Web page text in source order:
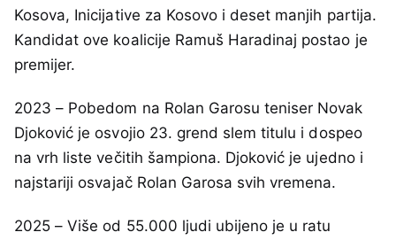
Kosova, Inicijative za Kosovo i deset manjih partija.
Kandidat ove koalicije Ramuš Haradinaj postao je
premijer.
2023 – Pobedom na Rolan Garosu teniser Novak
Djoković je osvojio 23. grend slem titulu i dospeo
na vrh liste večitih šampiona. Djoković je ujedno i
najstariji osvajač Rolan Garosa svih vremena.
2025 – Više od 55.000 ljudi ubijeno je u ratu